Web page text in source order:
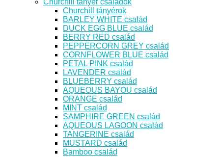
Churchill tányérok
BARLEY WHITE család
DUCK EGG BLUE család
BERRY RED család
PEPPERCORN GREY család
CORNFLOWER BLUE család
PETAL PINK család
LAVENDER család
BLUEBERRY család
AQUEOUS BAYOU család
ORANGE család
MINT család
SAMPHIRE GREEN család
AQUEOUS LAGOON család
TANGERINE család
MUSTARD család
Bamboo család